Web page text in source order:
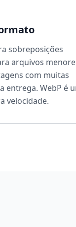
sobreposições
arquivos
com muitas
entrega. WebP é
velocidade.